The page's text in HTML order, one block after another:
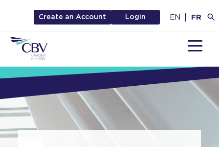
Create an Account Login EN FR